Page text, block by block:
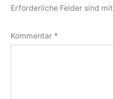
Erforderliche Felder sind mit
Kommentar *